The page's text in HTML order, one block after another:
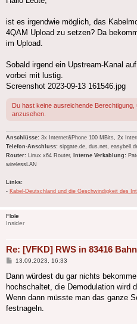
ist es irgendwie möglich, das
4QAM Upload zu setzen? Da
im Upload.
Sobald irgend ein Upstream-Kanal
vorbei mit lustig.
Screenshot 2023-09-13 161546.jpg
Du hast keine ausreichende
anzusehen.
Anschlüsse: 3x Internet&Phone 100 MBits, 2x
Telefon-Anschluss: sipgate.de, dus.net,
Router: Linux x64 Router, Interne Verkablung:
wirelessLAN
Links:
- Kabel-Deutschland und die Geschwindigkeit des
Flole
Insider
Re: [VFKD] RWS in 83416
Beitrag
13.09.2023, 16:33
Dann würdest du gar nichts
hochschaltet, die Demodulation wird
Wenn dann müsste man das ganze
festnageln.